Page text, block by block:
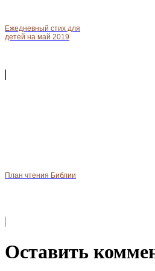
Ежедневный стих для
детей на май 2019
План чтения Библии
Оставить